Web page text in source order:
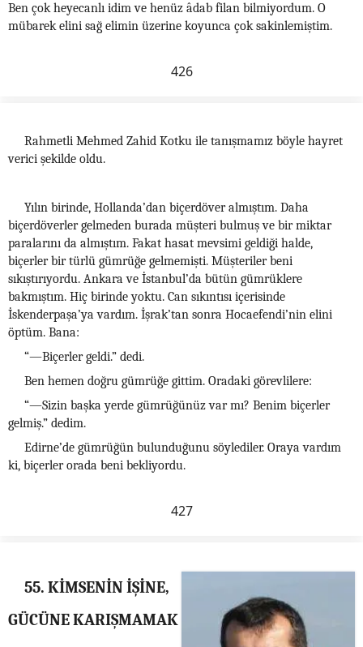
Ben çok heyecanlı idim ve henüz âdab filan bilmiyordum. O
mübarek elini sağ elimin üzerine koyunca çok sakinlemiştim.
426
Rahmetli Mehmed Zahid Kotku ile tanışmamız böyle hayret
verici şekilde oldu.
Yılın birinde, Hollanda’dan biçerdöver almıştım. Daha
biçerdöverler gelmeden burada müşteri bulmuş ve bir miktar
paralarını da almıştım. Fakat hasat mevsimi geldiği halde,
biçerler bir türlü gümrüğe gelmemişti. Müşteriler beni
sıkıştırıyordu. Ankara ve İstanbul’da bütün gümrüklere
bakmıştım. Hiç birinde yoktu. Can sıkıntısı içerisinde
İskenderpaşa’ya vardım. İşrak’tan sonra Hocaefendi’nin elini
öptüm. Bana:
“—Biçerler geldi.” dedi.
Ben hemen doğru gümrüğe gittim. Oradaki görevlilere:
“—Sizin başka yerde gümrüğünüz var mı? Benim biçerler
gelmiş.” dedim.
Edirne’de gümrüğün bulunduğunu söylediler. Oraya vardım
ki, biçerler orada beni bekliyordu.
427
55. KİMSENİN İŞİNE,
GÜCÜNE KARIŞMAMAK